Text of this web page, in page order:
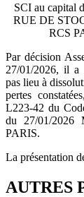
SCI au capital
RUE DE
RCS
Par décision
27/01/2026, il a
pas lieu à
pertes
L223-42 du
du 27/01/2026
PARIS.
La présentation
AUTRES